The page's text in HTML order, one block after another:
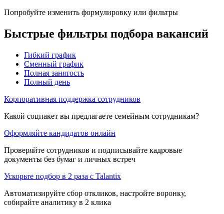
Попробуйте изменить формулировку или фильтры
Быстрые фильтры подбора вакансий
Гибкий график
Сменный график
Полная занятость
Полный день
Корпоративная поддержка сотрудников
Какой соцпакет вы предлагаете семейным сотрудникам?
Оформляйте кандидатов онлайн
Проверяйте сотрудников и подписывайте кадровые
документы без бумаг и личных встреч
Ускорьте подбор в 2 раза с Talantix
Автоматизируйте сбор откликов, настройте воронку,
собирайте аналитику в 2 клика